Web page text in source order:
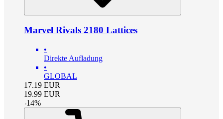
Marvel Rivals 2180 Lattices
•
Direkte Aufladung
•
GLOBAL
17.19 EUR
19.99 EUR
-14%